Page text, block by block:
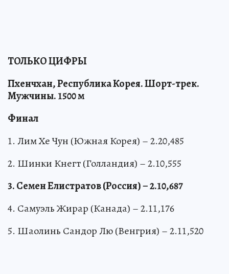
ТОЛЬКО ЦИФРЫ
Пхенчхан, Республика Корея. Шорт-трек.
Мужчины. 1500 м
Финал
1. Лим Хе Чун (Южная Корея) – 2.20,485
2. Шинки Кнегт (Голландия) – 2.10,555
3. Семен Елистратов (Россия) – 2.10,687
4. Самуэль Жирар (Канада) – 2.11,176
5. Шаолинь Сандор Лю (Венгрия) – 2.11,520